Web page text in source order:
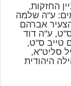
בעניין החזקות,
ע"ה שלמה
אברהם
ס"ט, הצעיר אברהם אבוקארה 1 ס"ט, ע"ה דוד
טייב ס"ט,
סליט"א,
היהודית